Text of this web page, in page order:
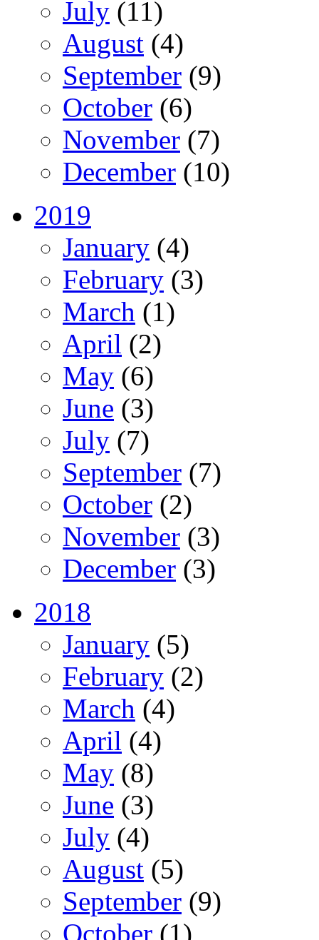
July (11)
August (4)
September (9)
October (6)
November (7)
December (10)
2019
January (4)
February (3)
March (1)
April (2)
May (6)
June (3)
July (7)
September (7)
October (2)
November (3)
December (3)
2018
January (5)
February (2)
March (4)
April (4)
May (8)
June (3)
July (4)
August (5)
September (9)
October (1)